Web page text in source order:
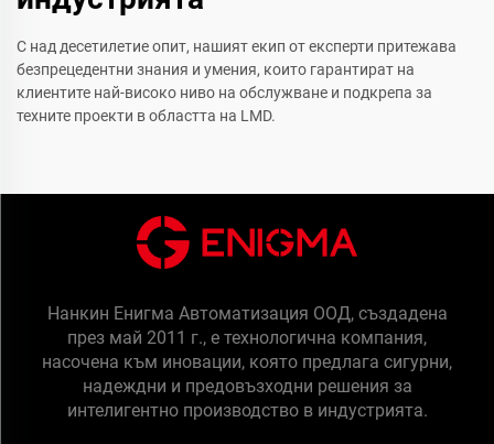
С над десетилетие опит, нашият екип от експерти притежава
безпрецедентни знания и умения, които гарантират на
клиентите най-високо ниво на обслужване и подкрепа за
техните проекти в областта на LMD.
Нанкин Енигма Автоматизация ООД, създадена
през май 2011 г., е технологична компания,
насочена към иновации, която предлага сигурни,
надеждни и предовъзходни решения за
интелигентно производство в индустрията.